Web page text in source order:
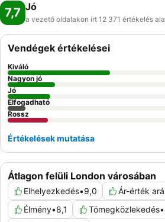
7,7 Jó
a vezető oldalakon írt 12 371 értékelés
Átlagon felüli London városában
Elhelyezkedés•9,0 Ár-érték
Élmény•8,1 Tömegközlekedés•
Vendégek értékelései
Kiváló
Nagyon jó
Jó
Elfogadható
Rossz
Értékelések mutatása